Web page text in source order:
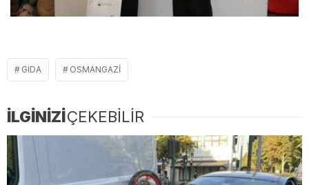
GIDA OSMANGAZI
İLGİNİZİÇEKEBİLİR